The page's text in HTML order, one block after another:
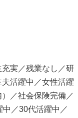
実／残業なし／研
活躍中／女性活躍
／社会保険完備／
／30代活躍中／